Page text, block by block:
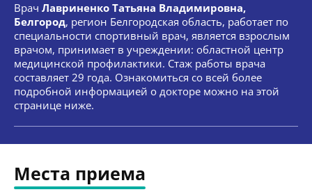
Врач Лавриненко Татьяна Владимировна,
Белгород, регион Белгородская область, работает по
специальности спортивный врач, является взрослым
врачом, принимает в учреждении: областной центр
медицинской профилактики. Стаж работы врача
составляет 29 года. Ознакомиться со всей более
подробной информацией о докторе можно на этой
странице ниже.
Места приема